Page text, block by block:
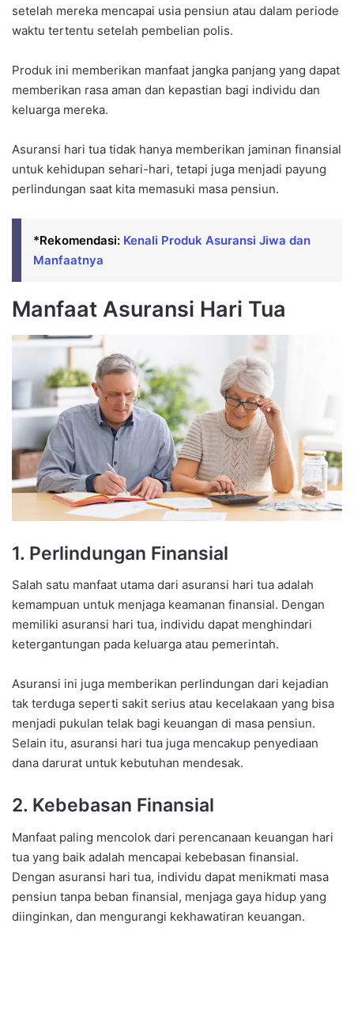
setelah mereka mencapai usia pensiun atau dalam periode
waktu tertentu setelah pembelian polis.
Produk ini memberikan manfaat jangka panjang yang dapat
memberikan rasa aman dan kepastian bagi individu dan
keluarga mereka.
Asuransi hari tua tidak hanya memberikan jaminan finansial
untuk kehidupan sehari-hari, tetapi juga menjadi payung
perlindungan saat kita memasuki masa pensiun.
*Rekomendasi: Kenali Produk Asuransi Jiwa dan
Manfaatnya
Manfaat Asuransi Hari Tua
1. Perlindungan Finansial
Salah satu manfaat utama dari asuransi hari tua adalah
kemampuan untuk menjaga keamanan finansial. Dengan
memiliki asuransi hari tua, individu dapat menghindari
ketergantungan pada keluarga atau pemerintah.
Asuransi ini juga memberikan perlindungan dari kejadian
tak terduga seperti sakit serius atau kecelakaan yang bisa
menjadi pukulan telak bagi keuangan di masa pensiun.
Selain itu, asuransi hari tua juga mencakup penyediaan
dana darurat untuk kebutuhan mendesak.
2. Kebebasan Finansial
Manfaat paling mencolok dari perencanaan keuangan hari
tua yang baik adalah mencapai kebebasan finansial.
Dengan asuransi hari tua, individu dapat menikmati masa
pensiun tanpa beban finansial, menjaga gaya hidup yang
diinginkan, dan mengurangi kekhawatiran keuangan.